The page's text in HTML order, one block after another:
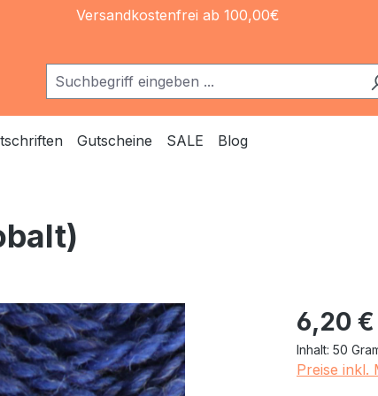
Versandkostenfrei ab 100,00€
Gutscheine SALE Blog
Regulärer
6,20 €
Inhalt: 50
Preise inkl.